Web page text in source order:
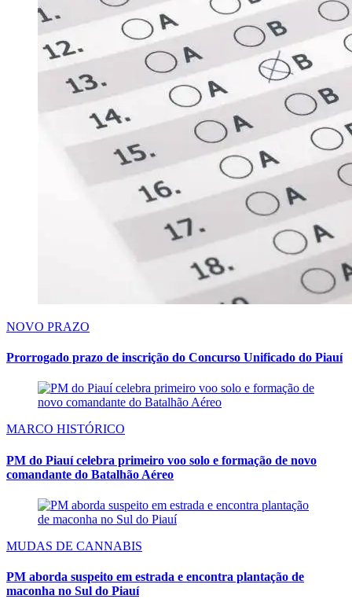
NOVO PRAZO
Prorrogado prazo de inscrição do Concurso Unificado do Piauí
MARCO HISTÓRICO
PM do Piauí celebra primeiro voo solo e formação de novo
comandante do Batalhão Aéreo
MUDAS DE CANNABIS
PM aborda suspeito em estrada e encontra plantação de
maconha no Sul do Piauí